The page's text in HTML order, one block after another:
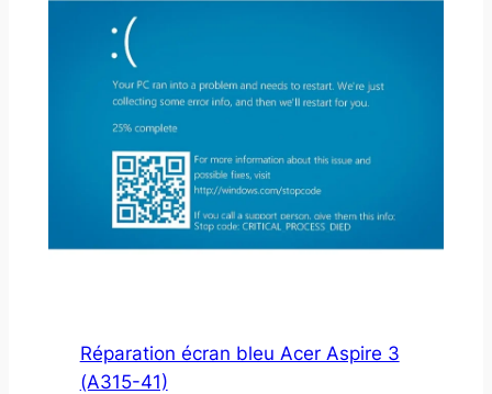
Réparation écran bleu Acer Aspire 3
(A315-41)